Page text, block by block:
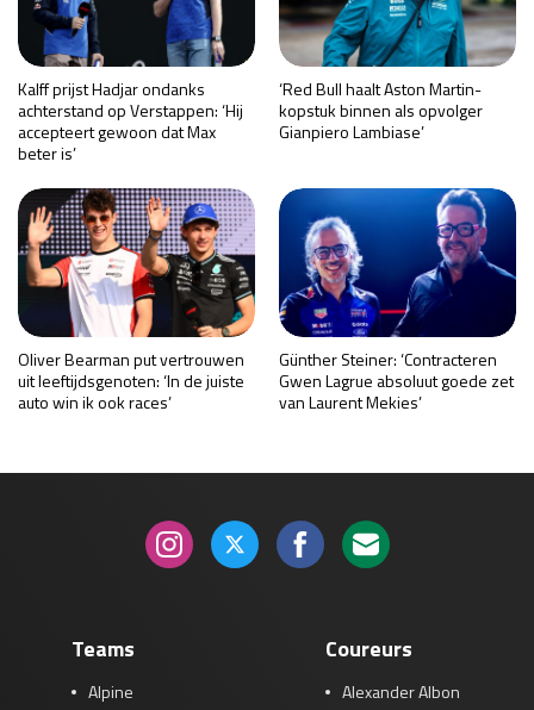
Kalff prijst Hadjar ondanks
achterstand op Verstappen: ‘Hij
accepteert gewoon dat Max
beter is’
‘Red Bull haalt Aston Martin-
kopstuk binnen als opvolger
Gianpiero Lambiase’
Oliver Bearman put vertrouwen
uit leeftijdsgenoten: ‘In de juiste
auto win ik ook races’
Günther Steiner: ‘Contracteren
Gwen Lagrue absoluut goede zet
van Laurent Mekies’
Teams
Alpine
Coureurs
Alexander Albon